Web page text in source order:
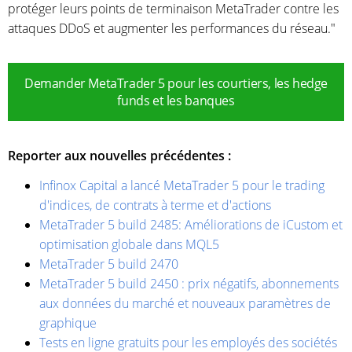
protéger leurs points de terminaison MetaTrader contre les
attaques DDoS et augmenter les performances du réseau."
Demander MetaTrader 5 pour les courtiers, les hedge
funds et les banques
Reporter aux nouvelles précédentes :
Infinox Capital a lancé MetaTrader 5 pour le trading
d'indices, de contrats à terme et d'actions
MetaTrader 5 build 2485: Améliorations de iCustom et
optimisation globale dans MQL5
MetaTrader 5 build 2470
MetaTrader 5 build 2450 : prix négatifs, abonnements
aux données du marché et nouveaux paramètres de
graphique
Tests en ligne gratuits pour les employés des sociétés